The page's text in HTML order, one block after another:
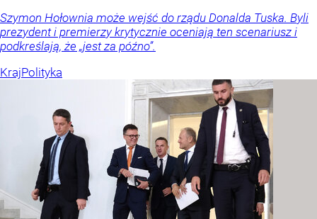
Szymon Hołownia może wejść do rządu Donalda Tuska. Byli
prezydent i premierzy krytycznie oceniają ten scenariusz i
podkreślają, że „jest za późno”.
KrajPolityka